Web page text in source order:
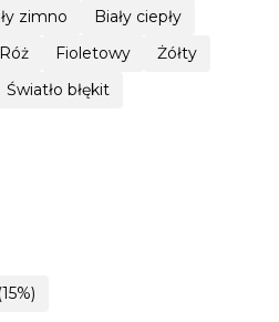
zimno
Biały ciepły
Róż Fioletowy
Żółty
Światło błękit